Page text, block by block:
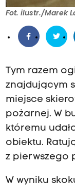
Fot. ilustr./Marek
Tym razem
znajdującym
miejsce
pożarnej. W
któremu
obiektu.
z pierwszego
W wyniku